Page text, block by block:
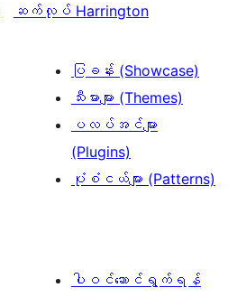
ဆက်လုပ် Harrington
ပြခန်း (Showcase)
သီးမားများ (Themes)
ပလပ်အင်များ
(Plugins)
ပုံစံငယ်များ (Patterns)
ပါဝင်ဆောင်ရွက်ရန်